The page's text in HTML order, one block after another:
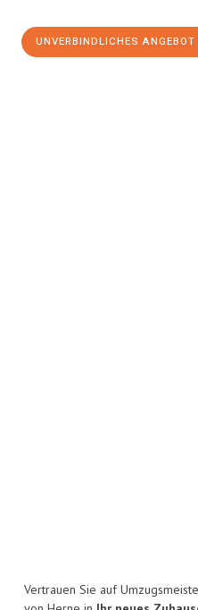
UNVERBINDLICHES ANGEBOT
Vertrauen Sie auf